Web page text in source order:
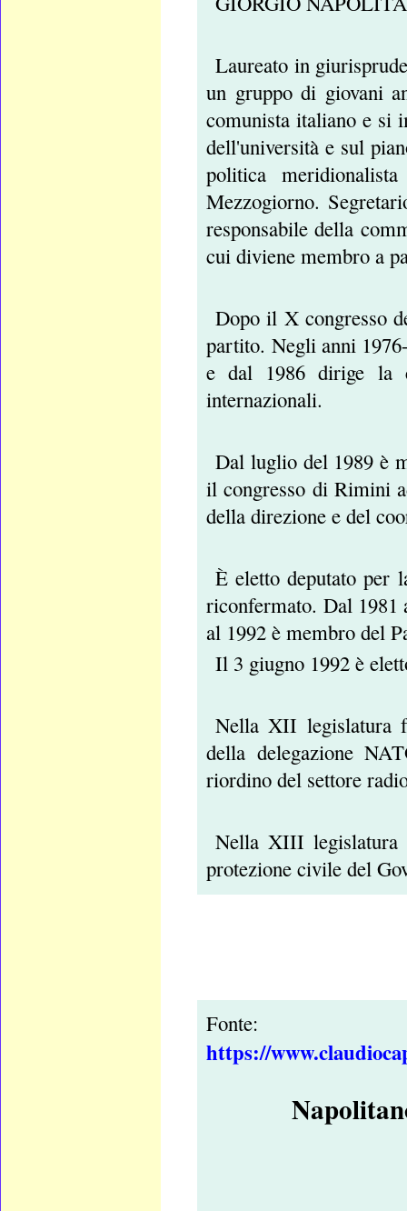
Laureato in
un gruppo di giovani
comunista italiano e si
dell'università e sul
politica
Mezzogiorno.
responsabile della
cui diviene membro a
Dopo il X congresso
partito. Negli anni
e dal 1986 dirige la
internazionali.
Dal luglio del 1989 è
il congresso di Rimini
della direzione e del
È eletto deputato per
riconfermato. Dal 1981
al 1992 è membro del
Il 3 giugno 1992 è
Nella XII legislatura
della delegazione
riordino del settore
Nella XIII legislatura
protezione civile del
Fonte:
https://